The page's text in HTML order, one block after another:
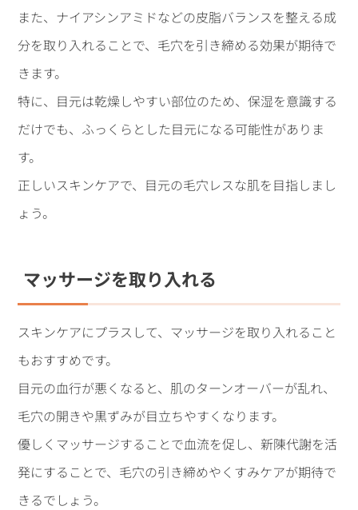
また、ナイアシンアミドなどの皮脂バランスを整える成
分を取り入れることで、毛穴を引き締める効果が期待で
きます。
特に、目元は乾燥しやすい部位のため、保湿を意識する
だけでも、ふっくらとした目元になる可能性がありま
す。
正しいスキンケアで、目元の毛穴レスな肌を目指しまし
ょう。
マッサージを取り入れる
スキンケアにプラスして、マッサージを取り入れること
もおすすめです。
目元の血行が悪くなると、肌のターンオーバーが乱れ、
毛穴の開きや黒ずみが目立ちやすくなります。
優しくマッサージすることで血流を促し、新陳代謝を活
発にすることで、毛穴の引き締めやくすみケアが期待で
きるでしょう。